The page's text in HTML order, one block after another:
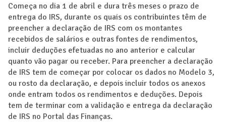
Começa no dia 1 de abril e dura três meses o prazo de
entrega do IRS, durante os quais os contribuintes têm de
preencher a declaração de IRS com os montantes
recebidos de salários e outras fontes de rendimentos,
incluir deduções efetuadas no ano anterior e calcular
quanto vão pagar ou receber. Para preencher a declaração
de IRS tem de começar por colocar os dados no Modelo 3,
ou rosto da declaração, e depois incluir todos os anexos
onde entram todos os rendimentos e deduções. Depois
tem de terminar com a validação e entrega da declaração
de IRS no Portal das Finanças.